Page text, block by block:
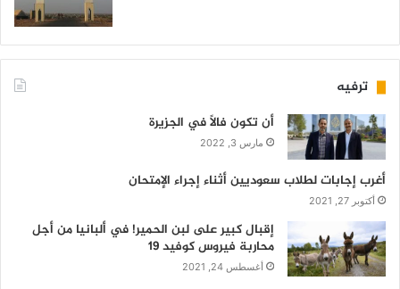
ترفيه
أن تكون فالاً في الجزيرة
مارس 3, 2022
أغرب إجابات لطلاب سعوديين أثناء إجراء الإمتحان
أكتوبر 27, 2021
إقبال كبير على لبن الحمير! في ألبانيا من أجل
محاربة فيروس كوفيد 19
أغسطس 24, 2021